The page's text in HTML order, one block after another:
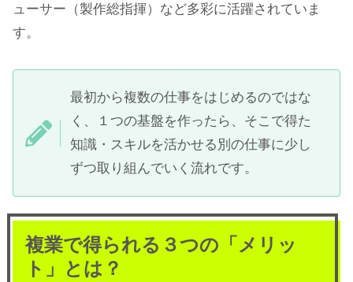
ューサー（製作総指揮）など多彩に活躍されていま
す。
最初から複数の仕事をはじめるのではな
く、１つの基盤を作ったら、そこで得た
知識・スキルを活かせる別の仕事に少し
ずつ取り組んでいく流れです。
複業で得られる３つの「メリッ
ト」とは？